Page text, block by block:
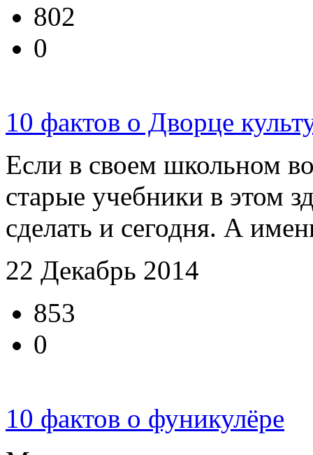
802
0
10 фактов о Дворце
Если в своем школьном
старые учебники в этом
сделать и сегодня. А
22 Декабрь 2014
853
0
10 фактов о фуникулёре